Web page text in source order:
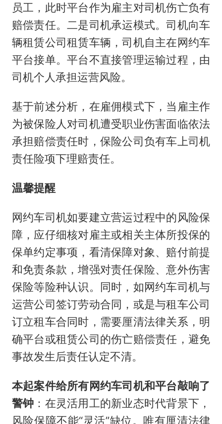
员工，此时平台作为雇主对司机伤亡负有
赔偿责任。二是司机承运模式。司机向车
辆租赁公司租赁车辆，司机自主在网约车
平台接单。平台不直接管理运输过程，由
司机个人承担运营风险。
基于前述分析，在雇佣模式下，当雇主作
为被保险人对司机遭受职业伤害面临依法
承担赔偿责任时，保险公司负有车上司机
责任险项下理赔责任。
温馨提醒
网约车司机如要建立营运过程中的风险保
障，应仔细核对雇主或相关主体所投保的
保单约定事项，看清保障对象、赔付前提
和免责条款，增强对责任保险、意外伤害
保险等险种认识。同时，如网约车司机与
运营公司签订劳动合同，或是与租车公司
订立租车合同时，需要厘清法律关系，明
确平台或租赁公司的伤亡赔偿责任，避免
事故发生后责任认定不清。
本起案件给所有网约车司机和平台敲响了
警钟 ：在灵活用工的新业态时代背景下，
风险保障不能“灵活”缺位。唯有厘清法律